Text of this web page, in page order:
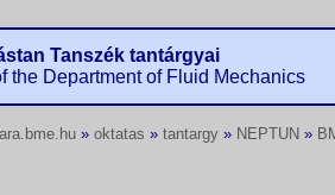
Tanszék tantárgyai
the Department of Fluid Mechanics
» oktatas » tantargy » NEPTUN »